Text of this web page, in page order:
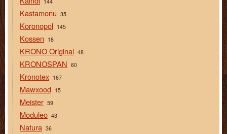
Kastamonu 35
Koronopol 145
Kossen 18
KRONO Original 48
KRONOSPAN 60
Kronotex 167
Mawxood 15
Meister 59
Moduleo 43
Natura 36